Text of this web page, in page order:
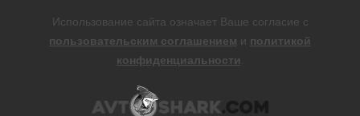
Использование сайта означает Ваше согласие с
пользовательским соглашением и политикой
конфиденциальности